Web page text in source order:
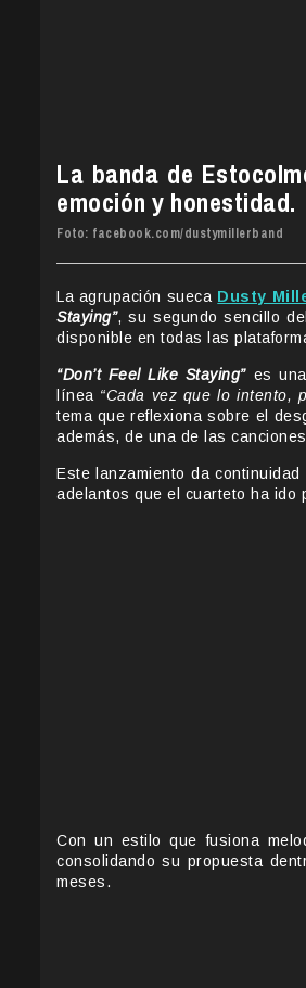
La banda de
emoción y honestidad.
Foto: facebook.com/dustymillerband
La agrupación sueca Dusty
Staying”, su segundo sencillo
disponible en todas las
“Don’t Feel Like Staying”es una
línea “Cada vez que lo intento,
tema que reflexiona sobre el
además, de una de las
Este lanzamiento da continuidad
adelantos que el cuarteto ha ido
Con un estilo que fusiona
consolidando su propuesta
meses.